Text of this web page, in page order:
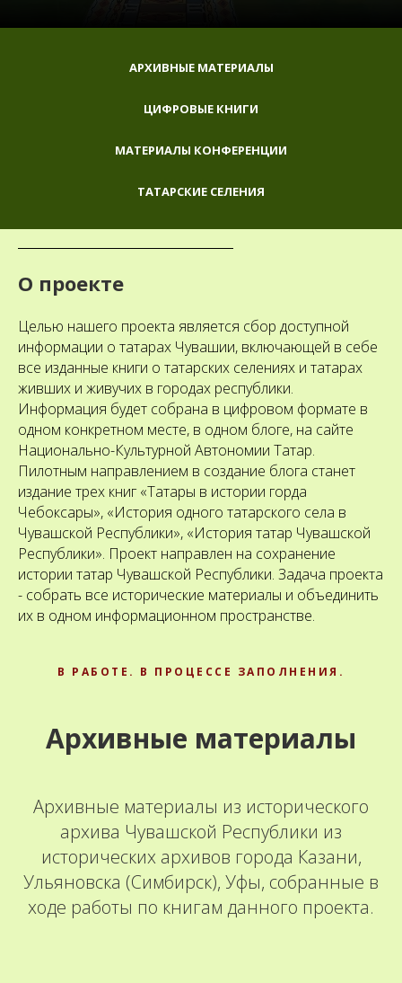
АРХИВНЫЕ МАТЕРИАЛЫ
ЦИФРОВЫЕ КНИГИ
МАТЕРИАЛЫ КОНФЕРЕНЦИИ
ТАТАРСКИЕ СЕЛЕНИЯ
О проекте
Целью нашего проекта является сбор доступной
информации о татарах Чувашии, включающей в себе
все изданные книги о татарских селениях и татарах
живших и живучих в городах республики.
Информация будет собрана в цифровом формате в
одном конкретном месте, в одном блоге, на сайте
Национально-Культурной Автономии Татар.
Пилотным направлением в создание блога станет
издание трех книг «Татары в истории горда
Чебоксары», «История одного татарского села в
Чувашской Республики», «История татар Чувашской
Республики». Проект направлен на сохранение
истории татар Чувашской Республики. Задача проекта
- собрать все исторические материалы и объединить
их в одном информационном пространстве.
В РАБОТЕ. В ПРОЦЕССЕ ЗАПОЛНЕНИЯ.
Архивные материалы
Архивные материалы из исторического
архива Чувашской Республики из
исторических архивов города Казани,
Ульяновска (Симбирск), Уфы, собранные в
ходе работы по книгам данного проекта.